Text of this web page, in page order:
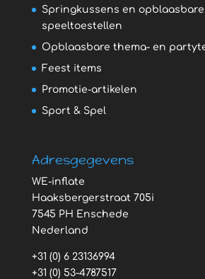
Springkussens en opblaasbare
speeltoestellen
Opblaasbare thema- en
Feest items
Promotie-artikelen
Sport & Spel
Adresgegevens
WE-inflate
Haaksbergerstraat 705i
7545 PH Enschede
Nederland
+31 (0) 6 23136994
+31 (0) 53-4787517